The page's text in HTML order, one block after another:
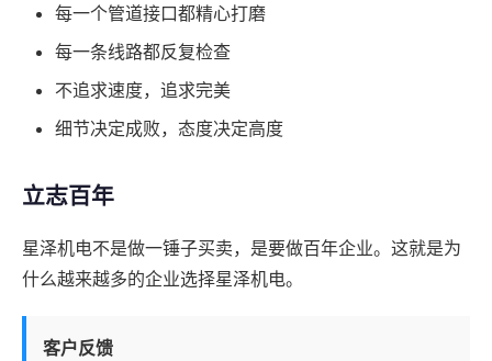
每一个管道接口都精心打磨
每一条线路都反复检查
不追求速度，追求完美
细节决定成败，态度决定高度
立志百年
星泽机电不是做一锤子买卖，是要做百年企业。这就是为
什么越来越多的企业选择星泽机电。
客户反馈